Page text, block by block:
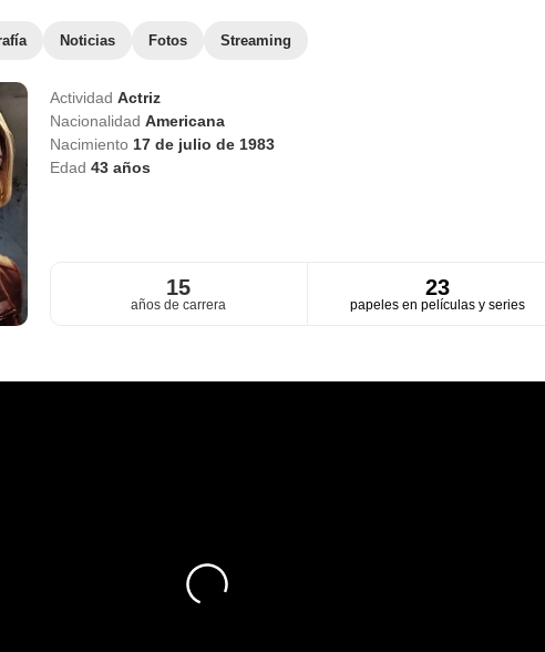
Noticias Fotos Streaming
Actividad Actriz
Nacionalidad Americana
Nacimiento 17 de julio de 1983
Edad 43años
15
años de carrera
23
papeles en películas y series